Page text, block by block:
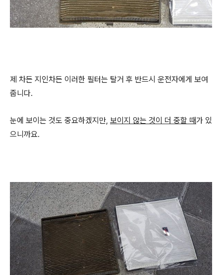
제 차든 지인차든 이러한 필터는 탈거 후 반드시 운전자에게 보여
줍니다.
눈에 보이는 것도 중요하겠지만, 보이지 않는 것이 더 중할 때가 있
으니까요.